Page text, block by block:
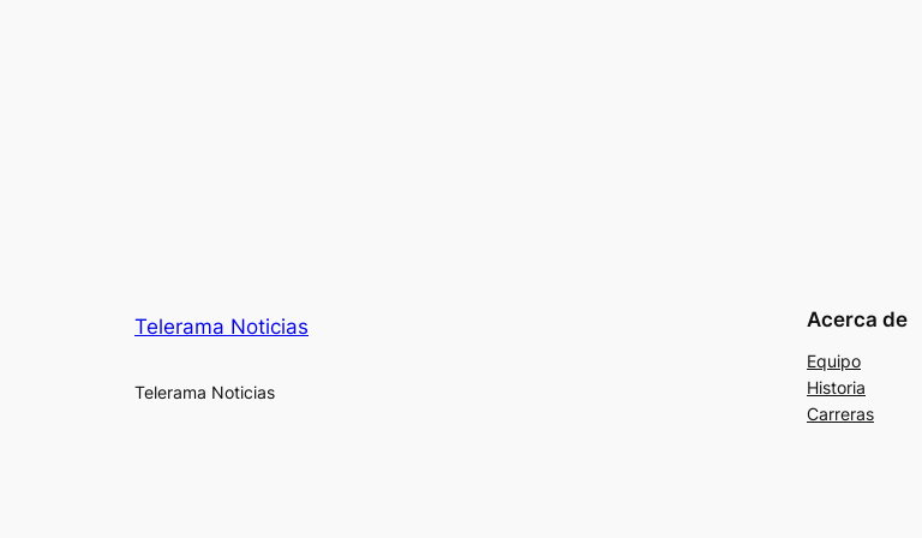
Telerama Noticias
Telerama Noticias
Acerca de
Equipo
Historia
Carreras